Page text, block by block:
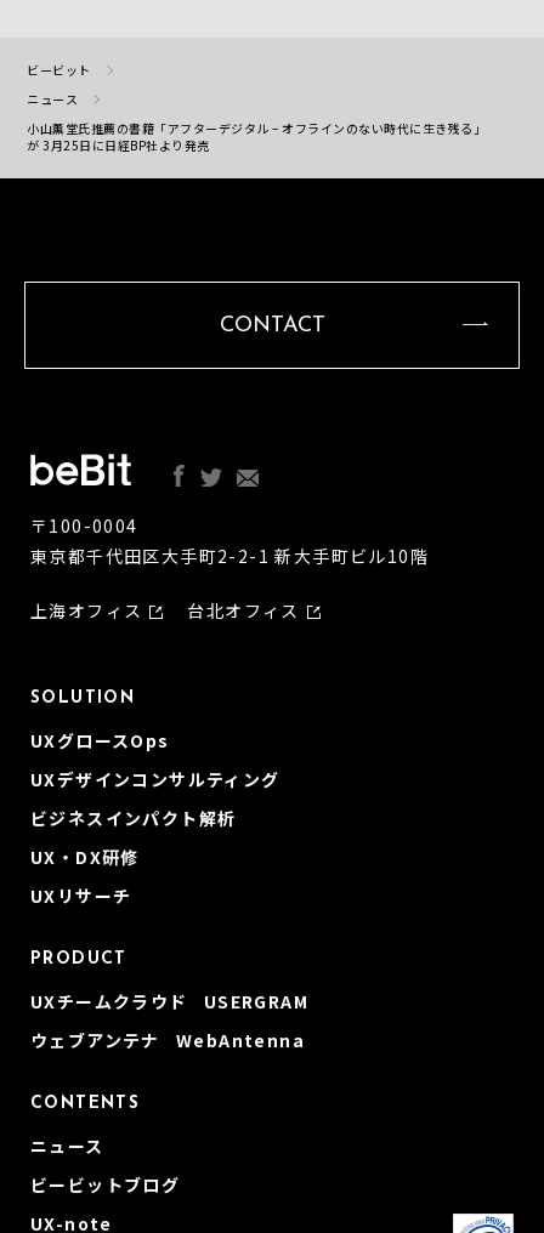
ビービット
ニュース
小山薫堂氏推薦の書籍「アフターデジタル – オフラインのない時代に生き残る」
が 3月25日に日経BP社より発売
CONTACT
〒100-0004
東京都千代田区大手町2-2-1 新大手町ビル10階
上海オフィス 台北オフィス
SOLUTION
UXグロースOps
UXデザインコンサルティング
ビジネスインパクト解析
UX・DX研修
UXリサーチ
PRODUCT
UXチームクラウド USERGRAM
ウェブアンテナ WebAntenna
CONTENTS
ニュース
ビービットブログ
UX-note